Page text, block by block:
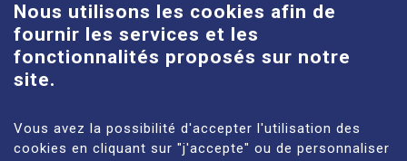
Site Gabriel-Montpied
Nous utilisons les cookies afin de
fournir les services et les
fonctionnalités proposés sur notre
site.
Vous avez la possibilité d'accepter l'utilisation des
cookies en cliquant sur "j'accepte" ou de personnaliser